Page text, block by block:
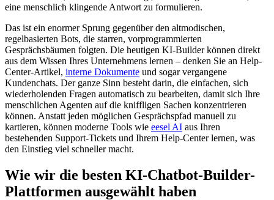
eine menschlich klingende Antwort zu formulieren.
Das ist ein enormer Sprung gegenüber den altmodischen,
regelbasierten Bots, die starren, vorprogrammierten
Gesprächsbäumen folgten. Die heutigen KI-Builder können direkt
aus dem Wissen Ihres Unternehmens lernen – denken Sie an Help-
Center-Artikel, interne Dokumente und sogar vergangene
Kundenchats. Der ganze Sinn besteht darin, die einfachen, sich
wiederholenden Fragen automatisch zu bearbeiten, damit sich Ihre
menschlichen Agenten auf die kniffligen Sachen konzentrieren
können. Anstatt jeden möglichen Gesprächspfad manuell zu
kartieren, können moderne Tools wie eesel AI aus Ihren
bestehenden Support-Tickets und Ihrem Help-Center lernen, was
den Einstieg viel schneller macht.
Wie wir die besten KI-Chatbot-Builder-
Plattformen ausgewählt haben